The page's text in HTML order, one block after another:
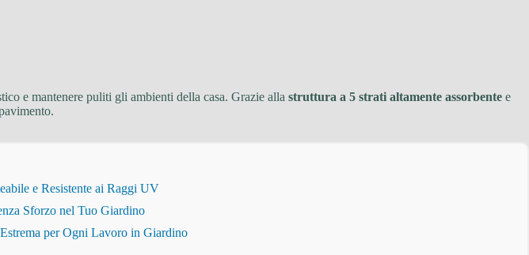
e mantenere puliti gli ambienti della casa. Grazie alla struttura a 5 strati altamente assorbente e
e Resistente ai Raggi UV
Sforzo nel Tuo Giardino
per Ogni Lavoro in Giardino